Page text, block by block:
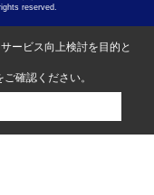
reserved.
ービス向上検討を目的と
ご確認ください。